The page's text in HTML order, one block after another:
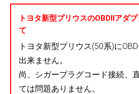
トヨタ新型プリウスのOBDIIアダ
て
トヨタ新型プリウス(50系)に
出来ません。
尚、シガープラグコード接続、
ては問題ありません。